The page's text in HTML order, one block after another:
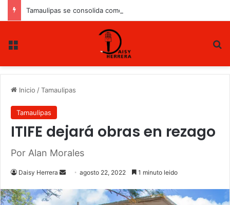
Inicio /Tamaulipas
Tamaulipas
ITIFE dejará obras en rezago
Por Alan Morales
Daisy Herrera agosto 22, 2022 1 minuto leido